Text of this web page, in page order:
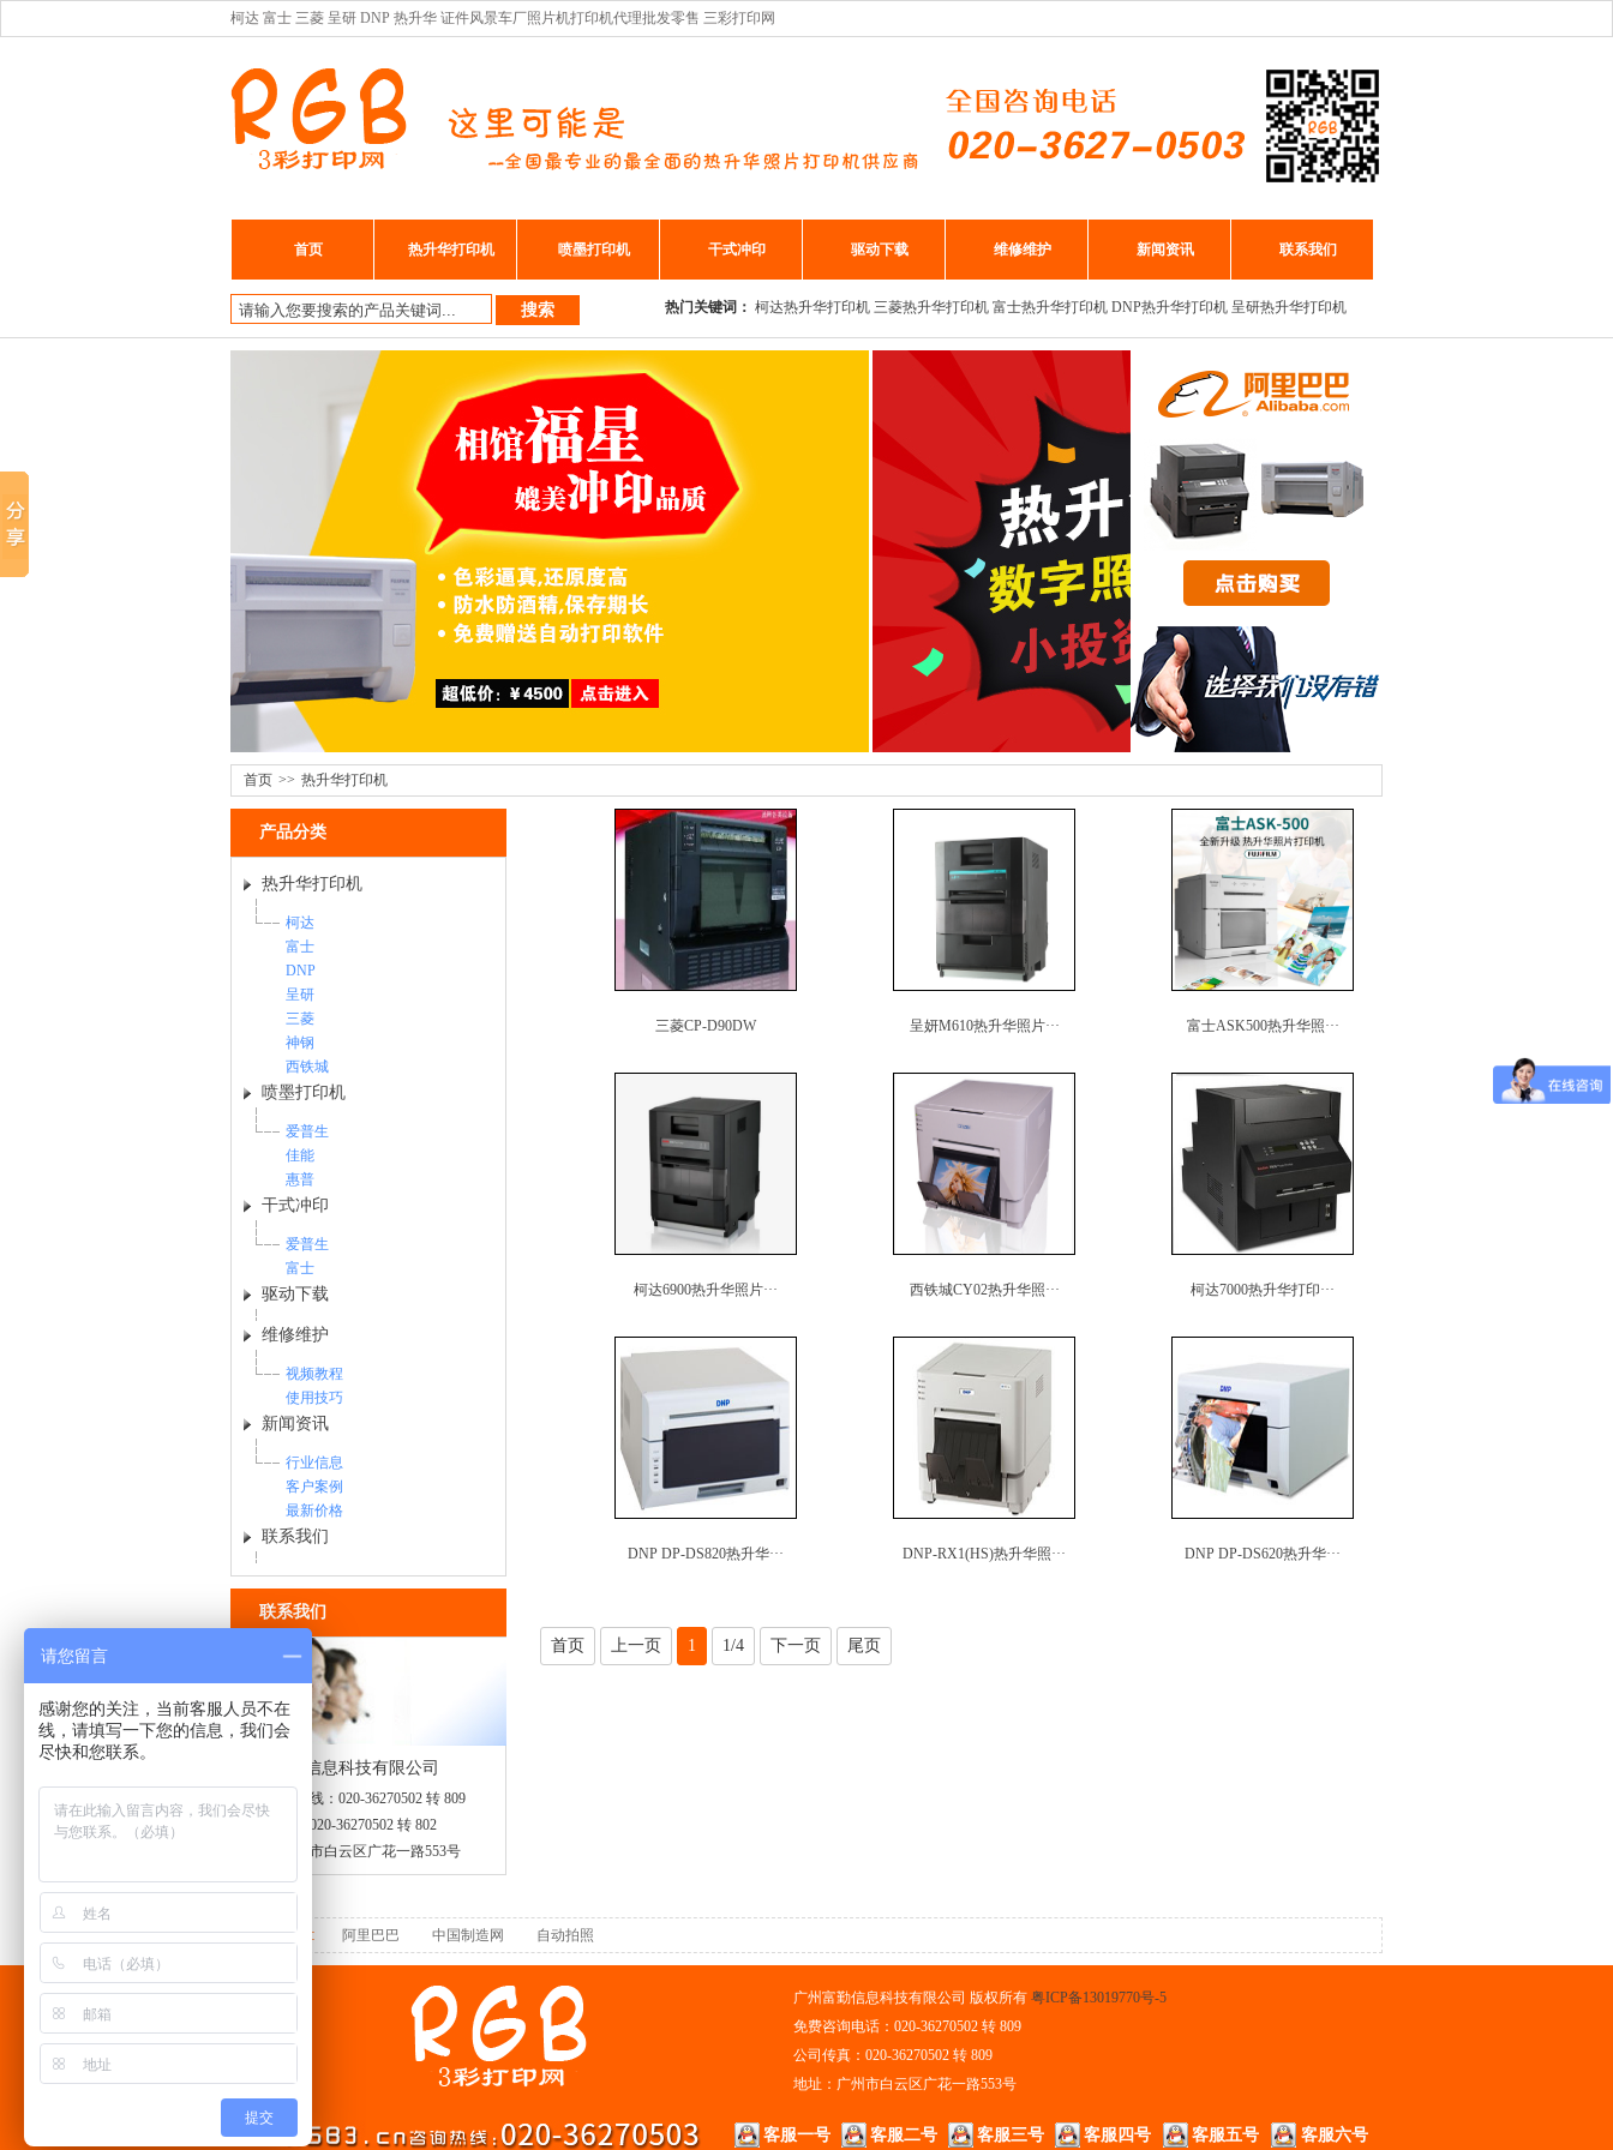
柯达 富士 三菱 呈研 DNP 热升华 证件风景车厂照片机打印机代理批发零售 三彩打印网
首页 热升华打印机 喷墨打印机 干式冲印 驱动下载 维修维护 新闻资讯 联系我们
搜索 热门关键词： 柯达热升华打印机 三菱热升华打印机 富士热升华打印机 DNP热升华打印机 呈研热升华打印机
首页 >> 热升华打印机
产品分类
热升华打印机
柯达
富士
DNP
呈研
三菱
神钢
西铁城
喷墨打印机
爱普生
佳能
惠普
干式冲印
爱普生
富士
驱动下载
维修维护
视频教程
使用技巧
新闻资讯
行业信息
客户案例
最新价格
联系我们
联系我们
广州富勤信息科技有限公司
免费咨询热线： 020-36270502 转 809
020-36270502 转 802
广州市白云区广花一路553号
三菱CP-D90DW 呈妍M610热升华照片··· 富士ASK500热升华照···
柯达6900热升华照片··· 西铁城CY02热升华照··· 柯达7000热升华打印···
DNP DP-DS820热升华··· DNP-RX1(HS)热升华照··· DNP DP-DS620热升华···
首页 上一页 1 1/4 下一页 尾页
友情连接: 阿里巴巴 中国制造网 自动拍照
广州富勤信息科技有限公司 版权所有 粤ICP备13019770号-5
免费咨询电话：020-36270502 转 809
公司传真：020-36270502 转 809
地址：广州市白云区广花一路553号
客服一号 客服二号 客服三号 客服四号 客服五号 客服六号
请您留言
感谢您的关注，当前客服人员不在
线，请填写一下您的信息，我们会
尽快和您联系。
提交